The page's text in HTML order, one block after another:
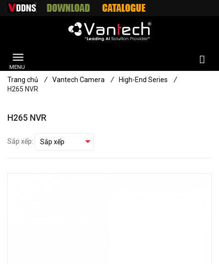
H265 NVR
Sắp xếp:
Trang chủ / Vantech Camera / High-End Series
/
H265 NVR